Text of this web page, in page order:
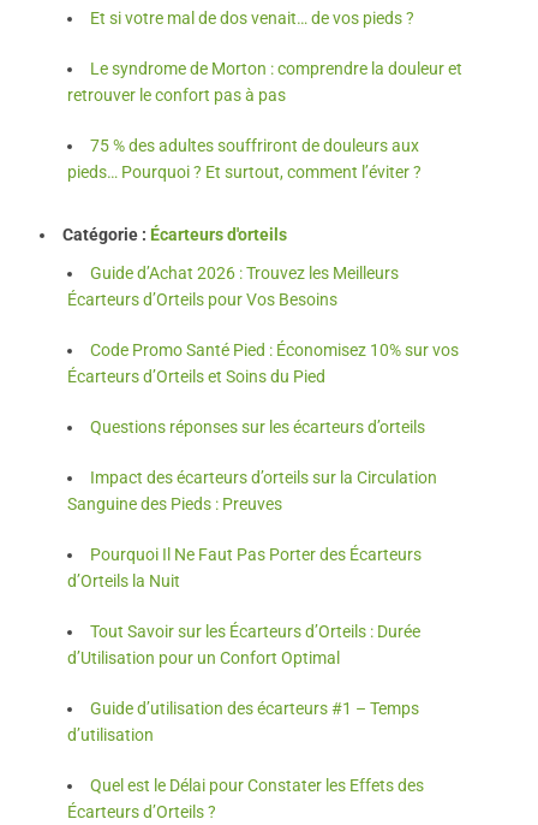
Et si votre mal de dos venait… de vos pieds ?
Le syndrome de Morton : comprendre la douleur et
retrouver le confort pas à pas
75 % des adultes souffriront de douleurs aux
pieds… Pourquoi ? Et surtout, comment l’éviter ?
Catégorie : Écarteurs d'orteils
Guide d’Achat 2026 : Trouvez les Meilleurs
Écarteurs d’Orteils pour Vos Besoins
Code Promo Santé Pied : Économisez 10% sur vos
Écarteurs d’Orteils et Soins du Pied
Questions réponses sur les écarteurs d’orteils
Impact des écarteurs d’orteils sur la Circulation
Sanguine des Pieds : Preuves
Pourquoi Il Ne Faut Pas Porter des Écarteurs
d’Orteils la Nuit
Tout Savoir sur les Écarteurs d’Orteils : Durée
d’Utilisation pour un Confort Optimal
Guide d’utilisation des écarteurs #1 – Temps
d’utilisation
Quel est le Délai pour Constater les Effets des
Écarteurs d’Orteils ?